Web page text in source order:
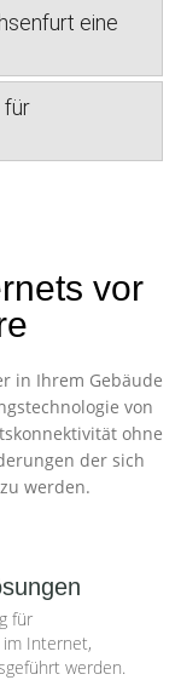
eine
für
vor
in Ihrem Gebäude
von
ohne
der sich
werden.
für
im Internet,
werden.